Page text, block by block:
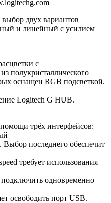
выбор двух вариантов
и линейный с усилием
с
полукристаллического
оснащен RGB подсветкой.
Logitech G HUB.
трёх интерфейсов:
последнего обеспечит
требует использования
одновременно
освободить порт USB.